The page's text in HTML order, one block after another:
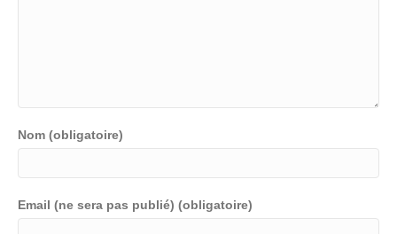
Nom (obligatoire)
Email (ne sera pas publié) (obligatoire)